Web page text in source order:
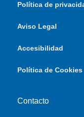
Política de
Aviso Legal
Accesibilidad
Política de Cookies
Contacto